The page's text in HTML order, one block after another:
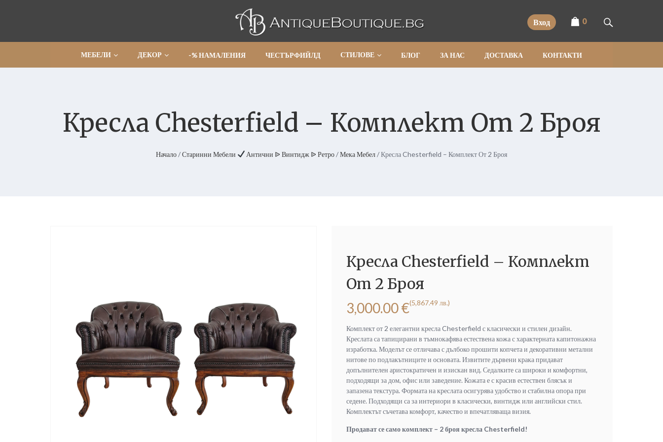
Вход 0
МЕБЕЛИ ДЕКОР -% НАМАЛЕНИЯ ЧЕСТЪРФИЙЛД СТИЛОВЕ БЛОГ ЗА НАС ДОСТАВКА КОНТАКТИ
Кресла Chesterfield – Комплект От 2 Броя
Начало/Старинни Мебели Антични ᐉ Винтидж ᐉ Ретро/Мека Мебел/ Кресла Chesterfield – Комплект От 2 Броя
Кресла Chesterfield – Комплект
От 2 Броя
3,000.00€(5,867.49 лв.)
Комплект от 2 елегантни кресла Chesterfield с класически и стилен дизайн.
Креслата са тапицирани в тъмнокафява естествена кожа с характерната капитонажна
изработка. Моделът се отличава с дълбоко прошити копчета и декоративни метални
нитове по подлакътниците и основата. Извитите дървени крака придават
допълнителен аристократичен и изискан вид. Седалките са широки и комфортни,
подходящи за дом, офис или заведение. Кожата е с красив естествен блясък и
запазена текстура. Формата на креслата осигурява удобство и стабилна опора при
седене. Подходящи са за интериори в класически, винтидж или английски стил.
Комплектът съчетава комфорт, качество и впечатляваща визия.
Продават се само комплект – 2 броя кресла Chesterfield!